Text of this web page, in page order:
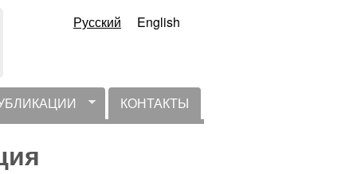
Русский English
КОНТАКТЫ